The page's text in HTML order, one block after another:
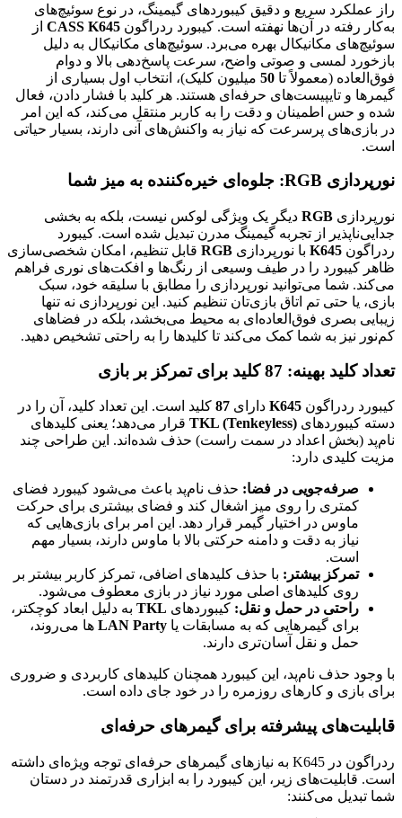
راز عملکرد سریع و دقیق کیبوردهای گیمینگ، در نوع سوئیچ‌های
به‌کار رفته در آن‌ها نهفته است. کیبورد ردراگون CASS K645 از
سوئیچ‌های مکانیکال بهره می‌برد. سوئیچ‌های مکانیکال به دلیل
بازخورد لمسی و صوتی واضح، سرعت پاسخ‌دهی بالا و دوام
فوق‌العاده (معمولاً تا 50 میلیون کلیک)، انتخاب اول بسیاری از
گیمرها و تایپیست‌های حرفه‌ای هستند. هر کلید با فشار دادن، فعال
شده و حس اطمینان و دقت را به کاربر منتقل می‌کند، که این امر
در بازی‌های پرسرعت که نیاز به واکنش‌های آنی دارند، بسیار حیاتی
است.
نورپردازی RGB: جلوه‌ای خیره‌کننده به میز شما
نورپردازی RGB دیگر یک ویژگی لوکس نیست، بلکه به بخشی
جدایی‌ناپذیر از تجربه گیمینگ مدرن تبدیل شده است. کیبورد
ردراگون K645 با نورپردازی RGB قابل تنظیم، امکان شخصی‌سازی
ظاهر کیبورد را در طیف وسیعی از رنگ‌ها و افکت‌های نوری فراهم
می‌کند. شما می‌توانید نورپردازی را مطابق با سلیقه خود، سبک
بازی، یا حتی تم اتاق بازی‌تان تنظیم کنید. این نورپردازی نه تنها
زیبایی بصری فوق‌العاده‌ای به محیط می‌بخشد، بلکه در فضاهای
کم‌نور نیز به شما کمک می‌کند تا کلیدها را به راحتی تشخیص دهید.
تعداد کلید بهینه: 87 کلید برای تمرکز بر بازی
کیبورد ردراگون K645 دارای 87 کلید است. این تعداد کلید، آن را در
دسته کیبوردهای TKL (Tenkeyless) قرار می‌دهد؛ یعنی کلیدهای
نام‌پد (بخش اعداد در سمت راست) حذف شده‌اند. این طراحی چند
مزیت کلیدی دارد:
صرفه‌جویی در فضا: حذف نام‌پد باعث می‌شود کیبورد فضای
کمتری را روی میز اشغال کند و فضای بیشتری برای حرکت
ماوس در اختیار گیمر قرار دهد. این امر برای بازی‌هایی که
نیاز به دقت و دامنه حرکتی بالا با ماوس دارند، بسیار مهم
است.
تمرکز بیشتر: با حذف کلیدهای اضافی، تمرکز کاربر بیشتر بر
روی کلیدهای اصلی مورد نیاز در بازی معطوف می‌شود.
راحتی در حمل و نقل: کیبوردهای TKL به دلیل ابعاد کوچکتر،
برای گیمرهایی که به مسابقات یا LAN Party ها می‌روند،
حمل و نقل آسان‌تری دارند.
با وجود حذف نام‌پد، این کیبورد همچنان کلیدهای کاربردی و ضروری
برای بازی و کارهای روزمره را در خود جای داده است.
قابلیت‌های پیشرفته برای گیمرهای حرفه‌ای
ردراگون در K645 به نیازهای گیمرهای حرفه‌ای توجه ویژه‌ای داشته
است. قابلیت‌های زیر، این کیبورد را به ابزاری قدرتمند در دستان
شما تبدیل می‌کنند: